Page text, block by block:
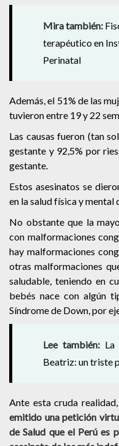
Mira también:
terapéutico en
Perinatal
Además, el 51% de las
tuvieron entre 19 y 22
Las causas fueron (tan
gestante y 92,5% por
gestante.
Estos asesinatos se
en la salud física y mental
No obstante que la
con malformaciones
hay malformaciones
otras malformaciones
saludable, teniendo en
bebés nace con algún
Síndrome de Down, por
Lee también: La
Beatriz: un triste
Ante esta cruda
emitido una petición
de Salud que el Perú es